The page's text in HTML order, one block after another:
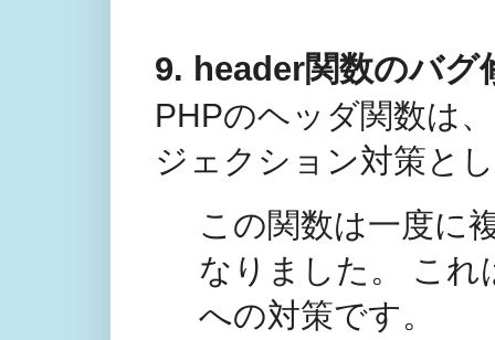
9. header関数のバグ
PHPのヘッダ関数は
ジェクション対策と
この関数は一度に
なりました。 これ
への対策です。